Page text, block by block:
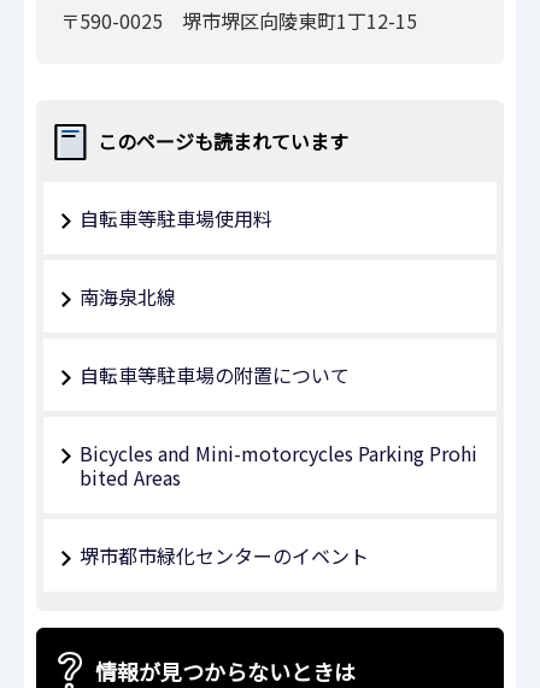
〒590-0025 堺市堺区向陵東町1丁12-15
このページも読まれています
自転車等駐車場使用料
南海泉北線
自転車等駐車場の附置について
Bicycles and Mini-motorcycles Parking Prohi
bited Areas
堺市都市緑化センターのイベント
情報が見つからないときは